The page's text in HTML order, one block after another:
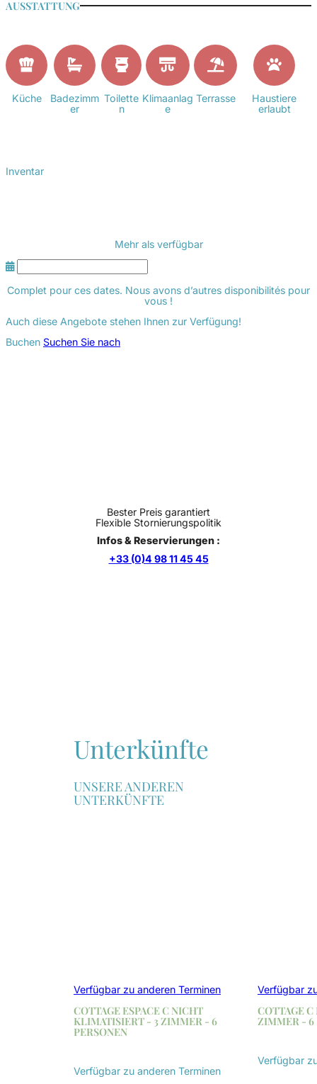
AUSSTATTUNG
Küche
Badezimm
er
Toilette
n
Klimaanlag
e
Terrasse
Haustiere
erlaubt
Inventar
Mehr als verfügbar
Complet pour ces dates. Nous avons d’autres disponibilités pour
vous !
Auch diese Angebote stehen Ihnen zur Verfügung!
Buchen Suchen Sie nach
Bester Preis garantiert
Flexible Stornierungspolitik
Infos & Reservierungen :
+33 (0)4 98 11 45 45
Unterkünfte
UNSERE ANDEREN
UNTERKÜNFTE
Verfügbar zu anderen Terminen
COTTAGE ESPACE C NICHT
KLIMATISIERT - 3 ZIMMER - 6
PERSONEN
Verfügbar zu anderen Terminen
Verfügbar
COTTAGE
ZIMMER - 6
Verfügbar